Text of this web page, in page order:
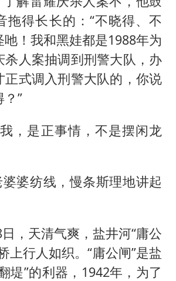
拖得长长的：“不晓得、不
！我和黑娃都是1988年为
杀人案抽调到刑警大队，办
正式调入刑警大队的，你说
”
，是正事情，不是摆闲龙
婆婆纺线，慢条斯理地讲起
，天清气爽，盐井河“庸公
上行人如织。“庸公闸”是盐
堤”的利器，1942年，为了